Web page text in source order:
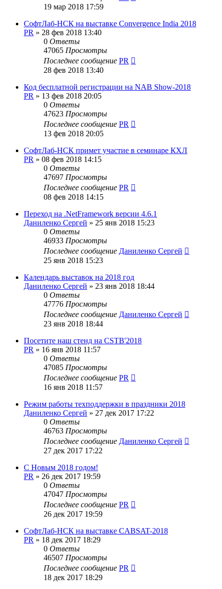
19 мар 2018 17:59
СофтЛаб-НСК на выставке Convergence India 2018
PR » 28 фев 2018 13:40
0 Ответы
47065 Просмотры
Последнее сообщение PR
28 фев 2018 13:40
Код бесплатной регистрации на NAB Show-2018
PR » 13 фев 2018 20:05
0 Ответы
47623 Просмотры
Последнее сообщение PR
13 фев 2018 20:05
СофтЛаб-НСК примет участие в семинаре КХЛ
PR » 08 фев 2018 14:15
0 Ответы
47697 Просмотры
Последнее сообщение PR
08 фев 2018 14:15
Переход на .NetFramework версии 4.6.1
Даниленко Сергей » 25 янв 2018 15:23
0 Ответы
46933 Просмотры
Последнее сообщение Даниленко Сергей
25 янв 2018 15:23
Календарь выставок на 2018 год
Даниленко Сергей » 23 янв 2018 18:44
0 Ответы
47776 Просмотры
Последнее сообщение Даниленко Сергей
23 янв 2018 18:44
Посетите наш стенд на CSTB'2018
PR » 16 янв 2018 11:57
0 Ответы
47085 Просмотры
Последнее сообщение PR
16 янв 2018 11:57
Режим работы техподдержки в праздники 2018
Даниленко Сергей » 27 дек 2017 17:22
0 Ответы
46763 Просмотры
Последнее сообщение Даниленко Сергей
27 дек 2017 17:22
С Новым 2018 годом!
PR » 26 дек 2017 19:59
0 Ответы
47047 Просмотры
Последнее сообщение PR
26 дек 2017 19:59
СофтЛаб-НСК на выставке CABSAT-2018
PR » 18 дек 2017 18:29
0 Ответы
46507 Просмотры
Последнее сообщение PR
18 дек 2017 18:29